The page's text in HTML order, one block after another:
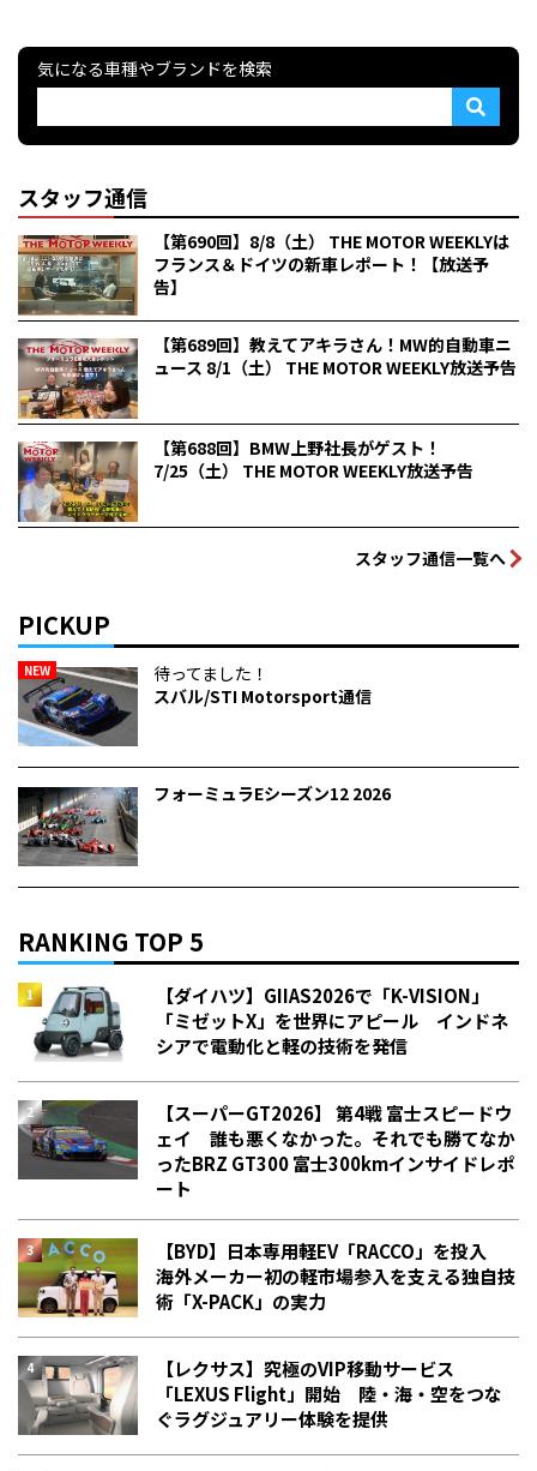
気になる車種やブランドを検索
スタッフ通信
【第690回】8/8（土） THE MOTOR WEEKLYは
フランス＆ドイツの新車レポート！【放送予
告】
【第689回】教えてアキラさん！MW的自動車ニ
ュース 8/1（土） THE MOTOR WEEKLY放送予告
【第688回】BMW上野社長がゲスト！
7/25（土） THE MOTOR WEEKLY放送予告
スタッフ通信一覧へ
PICKUP
NEW
待ってました！
スバル/STI Motorsport通信
フォーミュラEシーズン12 2026
RANKING TOP 5
【ダイハツ】GIIAS2026で「K-VISION」
「ミゼットX」を世界にアピール インドネ
シアで電動化と軽の技術を発信
【スーパーGT2026】 第4戦 富士スピードウ
ェイ 誰も悪くなかった。それでも勝てなか
った――BRZ GT300 富士300kmインサイドレポ
ート
【BYD】日本専用軽EV「RACCO」を投入
海外メーカー初の軽市場参入を支える独自技
術「X-PACK」の実力
【レクサス】究極のVIP移動サービス
「LEXUS Flight」開始 陸・海・空をつな
ぐラグジュアリー体験を提供